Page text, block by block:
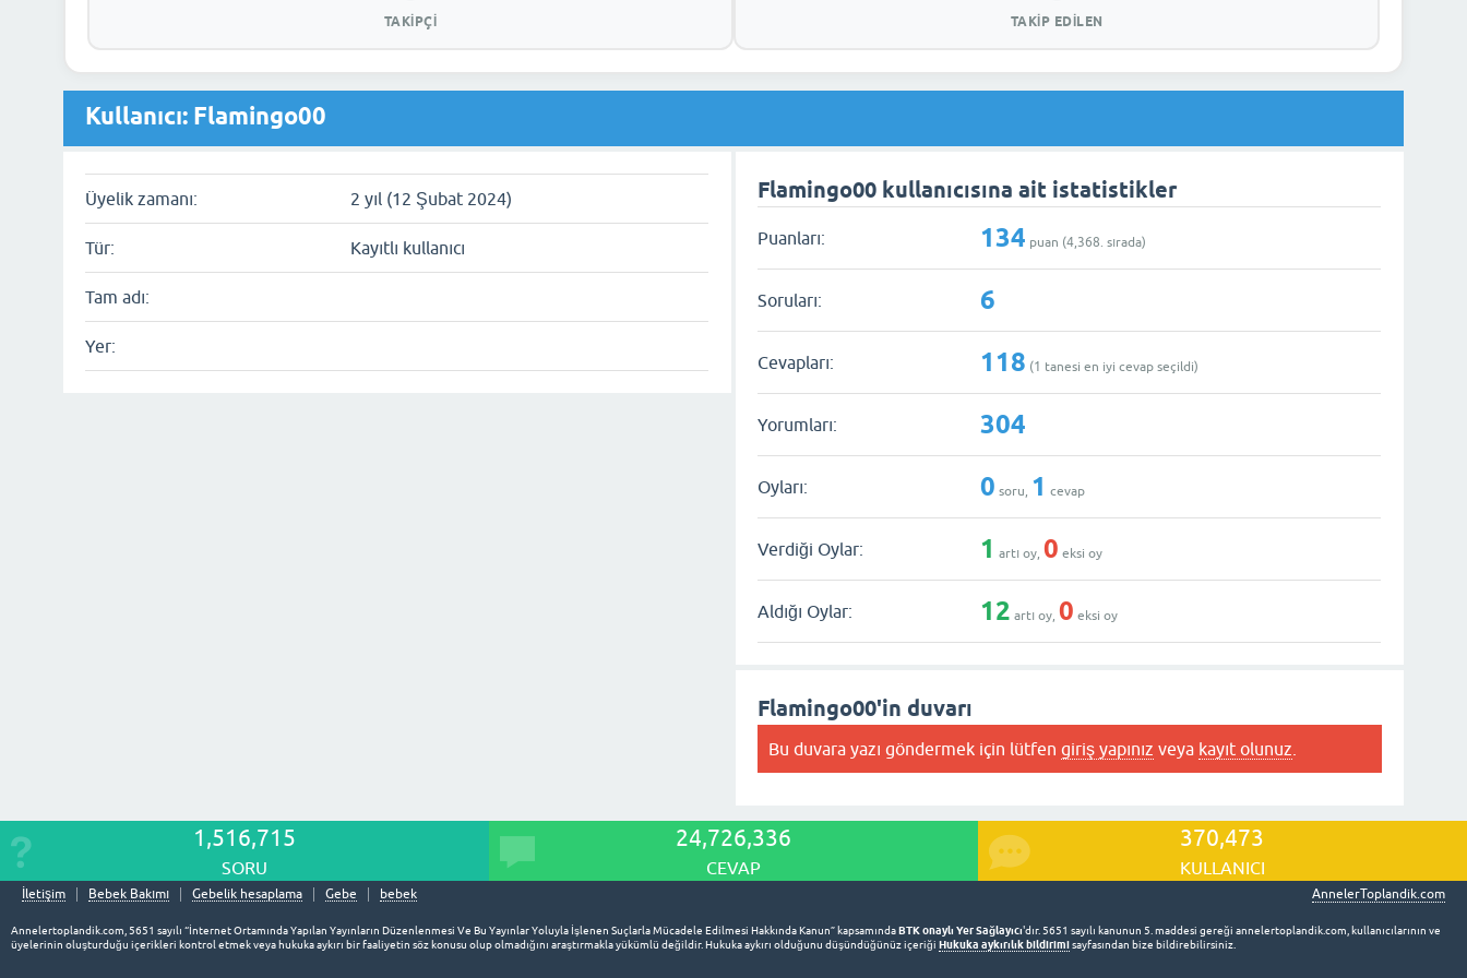
TAKIPÇI TAKIP EDILEN
Kullanıcı: Flamingo00
Üyelik zamanı: 2 yıl (12 Şubat 2024)
Tür: Kayıtlı kullanıcı
Tam adı:
Yer:
Flamingo00 kullanıcısına ait istatistikler
Puanları: 134 puan (4,368. sırada)
Soruları: 6
Cevapları: 118 (1 tanesi en iyi cevap seçildi)
Yorumları: 304
Oyları: 0 soru, 1 cevap
Verdiği Oylar: 1 artı oy,0 eksi oy
Aldığı Oylar: 12 artı oy,0 eksi oy
Flamingo00'in duvarı
Bu duvara yazı göndermek için lütfengiriş yapınız veya kayıt olunuz
1,516,715
SORU
24,726,336
CEVAP
370,473
KULLANICI
İletişim Bebek Bakımı Gebelik hesaplama Gebe bebek AnnelerToplandik.com
Annelertoplandik.com, 5651 sayılı “İnternet Ortamında Yapılan Yayınların Düzenlenmesi Ve Bu Yayınlar Yoluyla İşlenen Suçlarla Mücadele Edilmesi Hakkında Kanun” kapsamındaBTK onaylı Yer Sağlayıcı'dır. 5651 sayılı kanunun 5. maddesi gereği annelertoplandik.com, kullanıcılarının ve
üyelerinin oluşturduğu içerikleri kontrol etmek veya hukuka aykırı bir faaliyetin söz konusu olup olmadığını araştırmakla yükümlü değildir. Hukuka aykırı olduğunu düşündüğünüz içeriği Hukuka aykırılık bildirimisayfasından bize bildirebilirsiniz.